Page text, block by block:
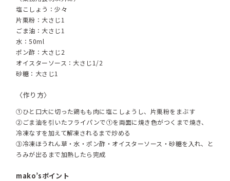
塩こしょう：少々
片栗粉：大さじ1
ごま油：大さじ1
水：50ml
ポン酢：大さじ2
オイスターソース：大さじ1/2
砂糖：大さじ1
〈作り方〉
①ひと口大に切った鶏もも肉に塩こしょうし、片栗粉をまぶす
②ごま油を引いたフライパンで①を両面に焼き色がつくまで焼き、
冷凍なすを加えて解凍されるまで炒める
③冷凍ほうれん草・水・ポン酢・オイスターソース・砂糖を入れ、と
ろみが出るまで加熱したら完成
mako’sポイント